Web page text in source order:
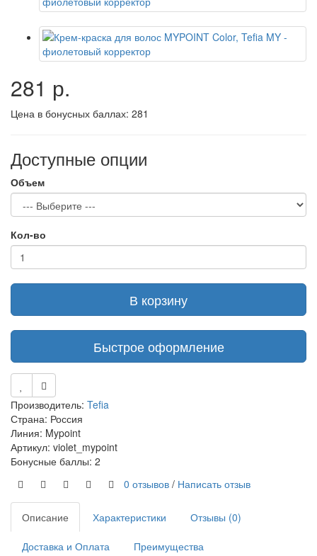
281 р.
Цена в бонусных баллах: 281
Доступные опции
Объем
Кол-во
В корзину
Быстрое оформление
Производитель: Tefia
Страна: Россия
Линия: Mypoint
Артикул: violet_mypoint
Бонусные баллы: 2
0 отзывов / Написать отзыв
Описание Характеристики Отзывы (0)
Доставка и Оплата
Преимущества